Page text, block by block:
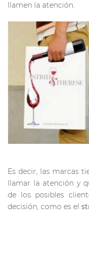
llamen la atención.
Es decir, las marcas
llamar la atención y
de los posibles
decisión, como es el